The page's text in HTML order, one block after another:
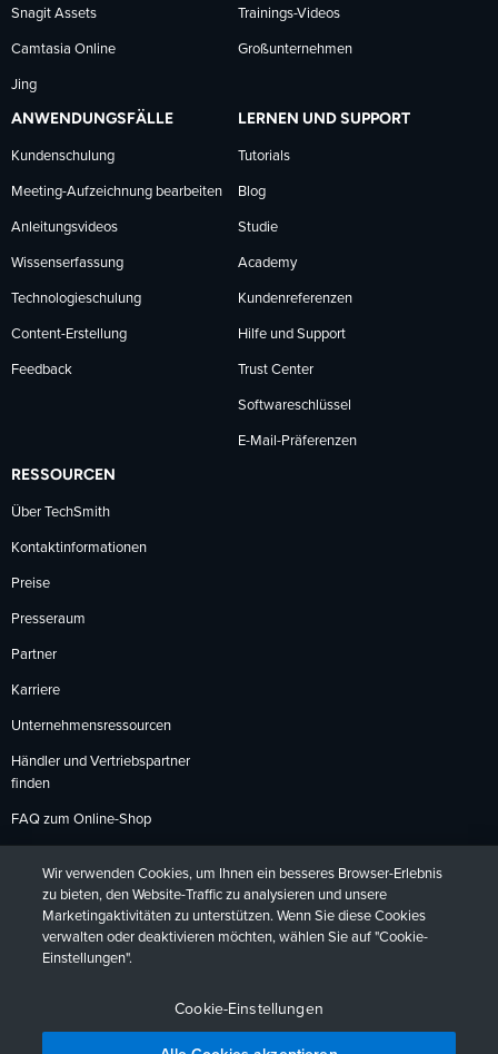
Snagit Assets
Camtasia Online
Jing
Trainings-Videos
Großunternehmen
ANWENDUNGSFÄLLE
Kundenschulung
Meeting-Aufzeichnung bearbeiten
Anleitungsvideos
Wissenserfassung
Technologieschulung
Content-Erstellung
Feedback
LERNEN UND SUPPORT
Tutorials
Blog
Studie
Academy
Kundenreferenzen
Hilfe und Support
Trust Center
Softwareschlüssel
E-Mail-Präferenzen
RESSOURCEN
Über TechSmith
Kontaktinformationen
Preise
Presseraum
Partner
Karriere
Unternehmensressourcen
Händler und Vertriebspartner
finden
FAQ zum Online-Shop
Rückgabebedingungen
DeutschFrançaisEspañol日本語
Wir verwenden Cookies, um Ihnen ein besseres Browser-Erlebnis
zu bieten, den Website-Traffic zu analysieren und unsere
Marketingaktivitäten zu unterstützen. Wenn Sie diese Cookies
verwalten oder deaktivieren möchten, wählen Sie auf "Cookie-
Einstellungen".
Cookie-Einstellungen